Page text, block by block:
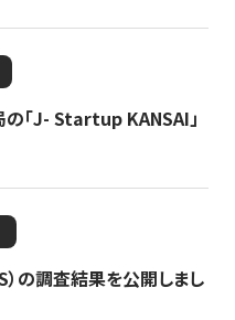
「J- Startup KANSAI」
）の調査結果を公開しまし